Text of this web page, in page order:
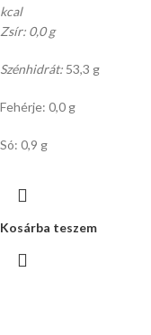
kcal
Zsír: 0,0 g
Szénhidrát: 53,3 g
Fehérje: 0,0 g
Só: 0,9 g
Kosárba teszem